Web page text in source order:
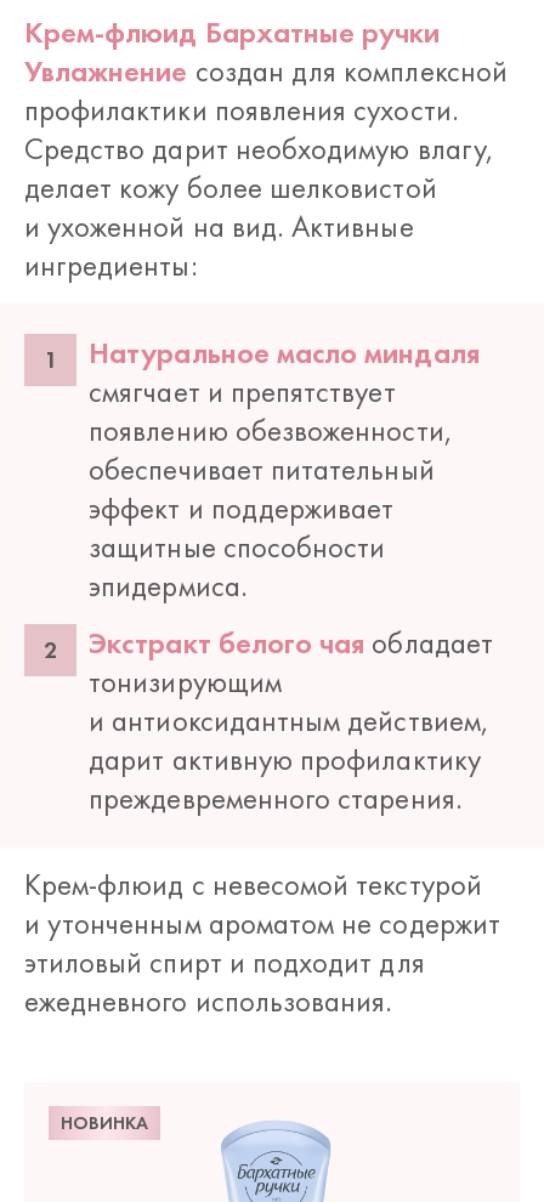
Крем-флюид Бархатные ручки
Увлажнение создан для комплексной
профилактики появления сухости.
Средство дарит необходимую влагу,
делает кожу более шелковистой
и ухоженной на вид. Активные
ингредиенты:
Натуральное масло миндаля
смягчает и препятствует
появлению обезвоженности,
обеспечивает питательный
эффект и поддерживает
защитные способности
эпидермиса.
Экстракт белого чая обладает
тонизирующим
и антиоксидантным действием,
дарит активную профилактику
преждевременного старения.
Крем-флюид с невесомой текстурой
и утонченным ароматом не содержит
этиловый спирт и подходит для
ежедневного использования.
НОВИНКА